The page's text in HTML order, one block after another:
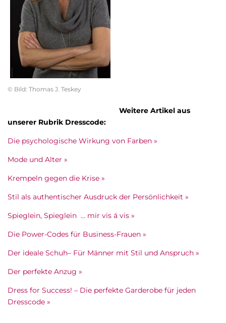
© Bild: Thomas J. Teskey
Weitere Artikel aus
unserer Rubrik Dresscode:
Die psychologische Wirkung von Farben »
Mode und Alter »
Krempeln gegen die Krise »
Stil als authentischer Ausdruck der Persönlichkeit »
Spieglein, Spieglein … mir vis á vis »
Die Power-Codes für Business-Frauen »
Der ideale Schuh– Für Männer mit Stil und Anspruch »
Der perfekte Anzug »
Dress for Success! – Die perfekte Garderobe für jeden
Dresscode »